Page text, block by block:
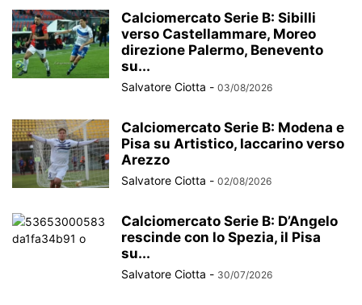
Calciomercato Serie B: Sibilli
verso Castellammare, Moreo
direzione Palermo, Benevento
su...
Salvatore Ciotta - 03/08/2026
Calciomercato Serie B: Modena e
Pisa su Artistico, Iaccarino verso
Arezzo
Salvatore Ciotta - 02/08/2026
Calciomercato Serie B: D’Angelo
rescinde con lo Spezia, il Pisa
su...
Salvatore Ciotta - 30/07/2026